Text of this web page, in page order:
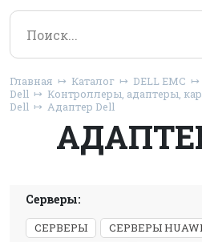
Главная Каталог DELL EMC
Dell
Контроллеры, адаптеры,
Dell
Адаптер Dell
Серверы:
СЕРВЕРЫ СЕРВЕРЫ